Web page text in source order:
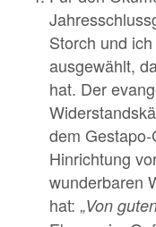
Storch und
ausgewählt,
hat. Der
dem
Hinrichtung
wunderbaren
hat: „Von